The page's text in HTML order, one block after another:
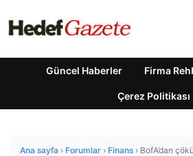
Güncel Haberler Firma
Çerez Politikası
Ana sayfa › Forumlar › Finans › BofA’dan